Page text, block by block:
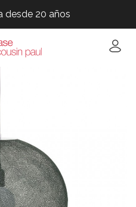
desde 20 años
desde 20 años
desde 20 años